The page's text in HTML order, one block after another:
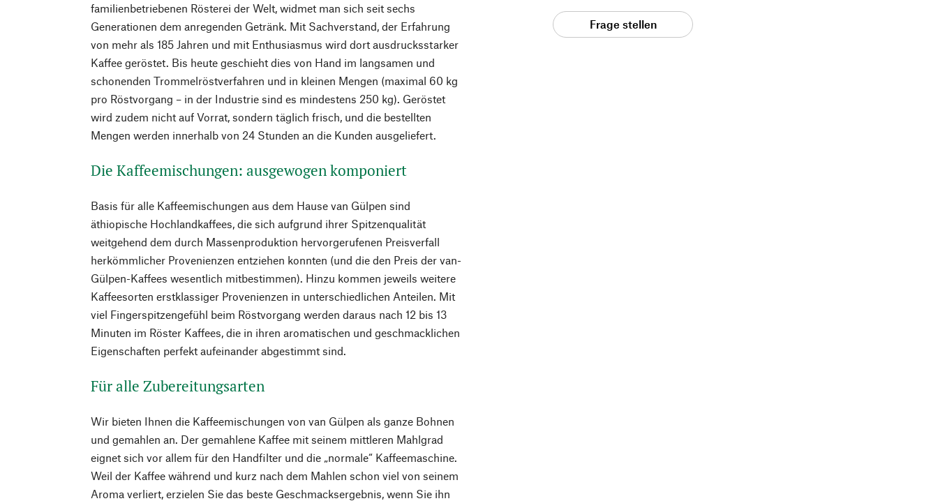
familienbetriebenen Rösterei der Welt, widmet man sich seit sechs
Generationen dem anregenden Getränk. Mit Sachverstand, der Erfahrung
von mehr als 185 Jahren und mit Enthusiasmus wird dort ausdrucksstarker
Kaffee geröstet. Bis heute geschieht dies von Hand im langsamen und
schonenden Trommelröstverfahren und in kleinen Mengen (maximal 60 kg
pro Röstvorgang – in der Industrie sind es mindestens 250 kg). Geröstet
wird zudem nicht auf Vorrat, sondern täglich frisch, und die bestellten
Mengen werden innerhalb von 24 Stunden an die Kunden ausgeliefert.
Die Kaffeemischungen: ausgewogen komponiert
Basis für alle Kaffeemischungen aus dem Hause van Gülpen sind
äthiopische Hochlandkaffees, die sich aufgrund ihrer Spitzenqualität
weitgehend dem durch Massenproduktion hervorgerufenen Preisverfall
herkömmlicher Provenienzen entziehen konnten (und die den Preis der van-
Gülpen-Kaffees wesentlich mitbestimmen). Hinzu kommen jeweils weitere
Kaffeesorten erstklassiger Provenienzen in unterschiedlichen Anteilen. Mit
viel Fingerspitzengefühl beim Röstvorgang werden daraus nach 12 bis 13
Minuten im Röster Kaffees, die in ihren aromatischen und geschmacklichen
Eigenschaften perfekt aufeinander abgestimmt sind.
Für alle Zubereitungsarten
Wir bieten Ihnen die Kaffeemischungen von van Gülpen als ganze Bohnen
und gemahlen an. Der gemahlene Kaffee mit seinem mittleren Mahlgrad
eignet sich vor allem für den Handfilter und die „normale“ Kaffeemaschine.
Weil der Kaffee während und kurz nach dem Mahlen schon viel von seinem
Aroma verliert, erzielen Sie das beste Geschmacksergebnis, wenn Sie ihn
Frage stellen